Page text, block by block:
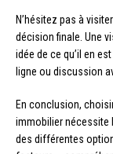
N’hésitez pas à
décision finale. Une
idée de ce qu’il en
ligne ou discussion
En conclusion,
immobilier nécessite
des différentes